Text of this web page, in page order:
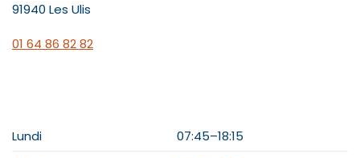
91940 Les Ulis
01 64 86 82 82
Lundi
07:45–18:15